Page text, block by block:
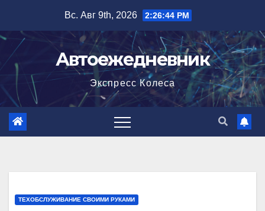
содержимому
Вс. Авг 9th, 2026 2:26:45 PM
Автоежедневник
Экспресс Колеса
ТЕХОБСЛУЖИВАНИЕ СВОИМИ РУКАМИ